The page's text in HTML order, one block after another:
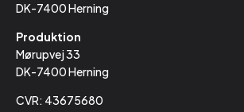
DK-7400 Herning
Produktion
Mørupvej 33
DK-7400 Herning
CVR: 43675680